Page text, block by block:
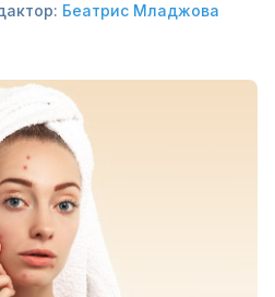
Беатрис Младжова